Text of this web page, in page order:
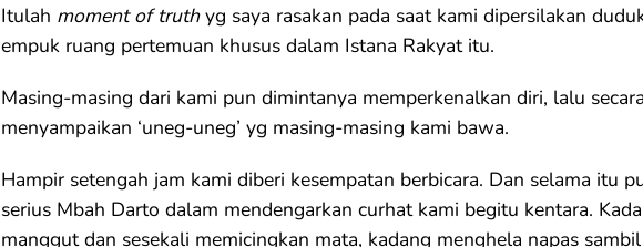
Itulah moment of truthyg saya rasakan pada saat kami dipersilakan
empuk ruang pertemuan khusus dalam Istana Rakyat itu.
Masing-masing dari kami pun dimintanya memperkenalkan diri, lalu
menyampaikan ‘uneg-uneg’ yg masing-masing kami bawa.
Hampir setengah jam kami diberi kesempatan berbicara. Dan selama itu
serius Mbah Darto dalam mendengarkan curhat kami begitu kentara.
manggut dan sesekali memicingkan mata, kadang menghela napas